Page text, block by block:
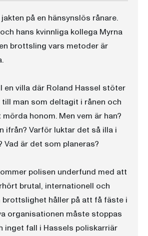
på en hänsynslös rånare.
hans kvinnliga kollega Myrna
brottsling vars metoder är
en villa där Roland Hassel stöter
man som deltagit i rånen och
honom. Men vem är han?
ifrån? Varför luktar det så illa i
Vad är det som planeras?
polisen underfund med att
brutal, internationell och
brottslighet håller på att få fäste i
organisationen måste stoppas
inget fall i Hassels poliskarriär